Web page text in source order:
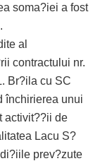
soma?iei a fost
al
contractului nr.
Br?ila cu SC
închirierea unui
activit??ii de
Lacu S?
prev?zute